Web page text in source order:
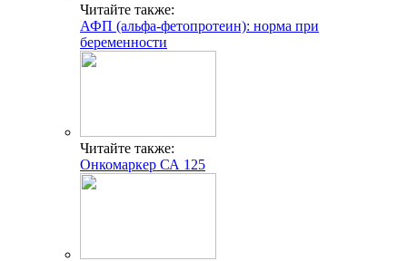
Читайте также:
АФП (альфа-фетопротеин): норма при
беременности
Читайте также:
Онкомаркер СА 125